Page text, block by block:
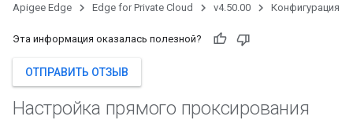
Apigee Edge Edge for Private Cloud v4.50.00 Конфигурация
Эта информация оказалась полезной?
ОТПРАВИТЬ ОТЗЫВ
Настройка прямого проксирования